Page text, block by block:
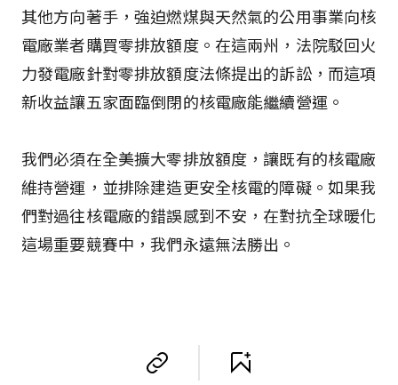
其他方向著手，強迫燃煤與天然氣的公用事業向核
電廠業者購買零排放額度。在這兩州，法院駁回火
力發電廠針對零排放額度法條提出的訴訟，而這項
新收益讓五家面臨倒閉的核電廠能繼續營運。
我們必須在全美擴大零排放額度，讓既有的核電廠
維持營運，並排除建造更安全核電的障礙。如果我
們對過往核電廠的錯誤感到不安，在對抗全球暖化
這場重要競賽中，我們永遠無法勝出。